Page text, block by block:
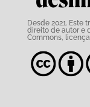
Desde 2021. Este
direito de autor e
Commons, licença